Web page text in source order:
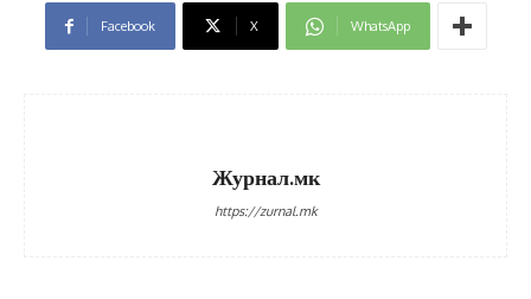
Facebook X WhatsApp
Журнал.мк
https://zurnal.mk